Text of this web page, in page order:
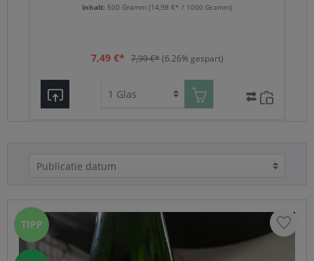
Inhalt: 500 Gramm (14,98 €* / 1000 Gramm)
7,49 €* 7,99 €* (6.26% gespart)
TIPP